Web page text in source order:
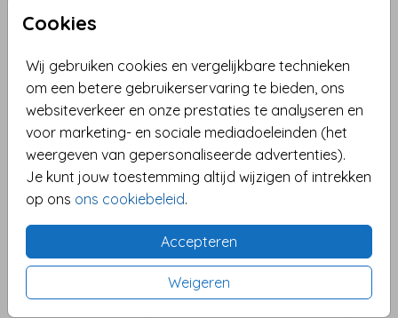
Cookies
Wij gebruiken cookies en vergelijkbare technieken
om een betere gebruikerservaring te bieden, ons
websiteverkeer en onze prestaties te analyseren en
voor marketing- en sociale mediadoeleinden (het
weergeven van gepersonaliseerde advertenties).
Je kunt jouw toestemming altijd wijzigen of intrekken
op ons ons cookiebeleid.
Accepteren
Weigeren